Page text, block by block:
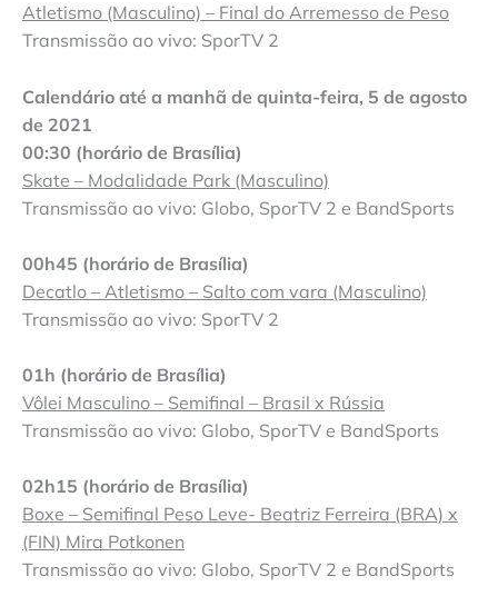
Atletismo (Masculino) – Final do Arremesso de Peso
Transmissão ao vivo: SporTV 2
Calendário até a manhã de quinta-feira, 5 de agosto
de 2021
00:30 (horário de Brasília)
Skate – Modalidade Park (Masculino)
Transmissão ao vivo: Globo, SporTV 2 e BandSports
00h45 (horário de Brasília)
Decatlo – Atletismo – Salto com vara (Masculino)
Transmissão ao vivo: SporTV 2
01h (horário de Brasília)
Vôlei Masculino – Semifinal – Brasil x Rússia
Transmissão ao vivo: Globo, SporTV e BandSports
02h15 (horário de Brasília)
Boxe – Semifinal Peso Leve- Beatriz Ferreira (BRA) x
(FIN) Mira Potkonen
Transmissão ao vivo: Globo, SporTV 2 e BandSports